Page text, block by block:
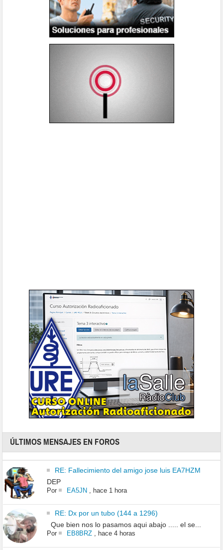
ÚLTIMOS MENSAJES EN FOROS
RE: Fallecimiento del amigo jose luis EA7HZM
DEP
Por EA5JN, hace 1 hora
RE: Dx por un tubo (144 a 1296)
Que bien nos lo pasamos aqui abajo ..... el se...
Por EB8BRZ, hace 4 horas